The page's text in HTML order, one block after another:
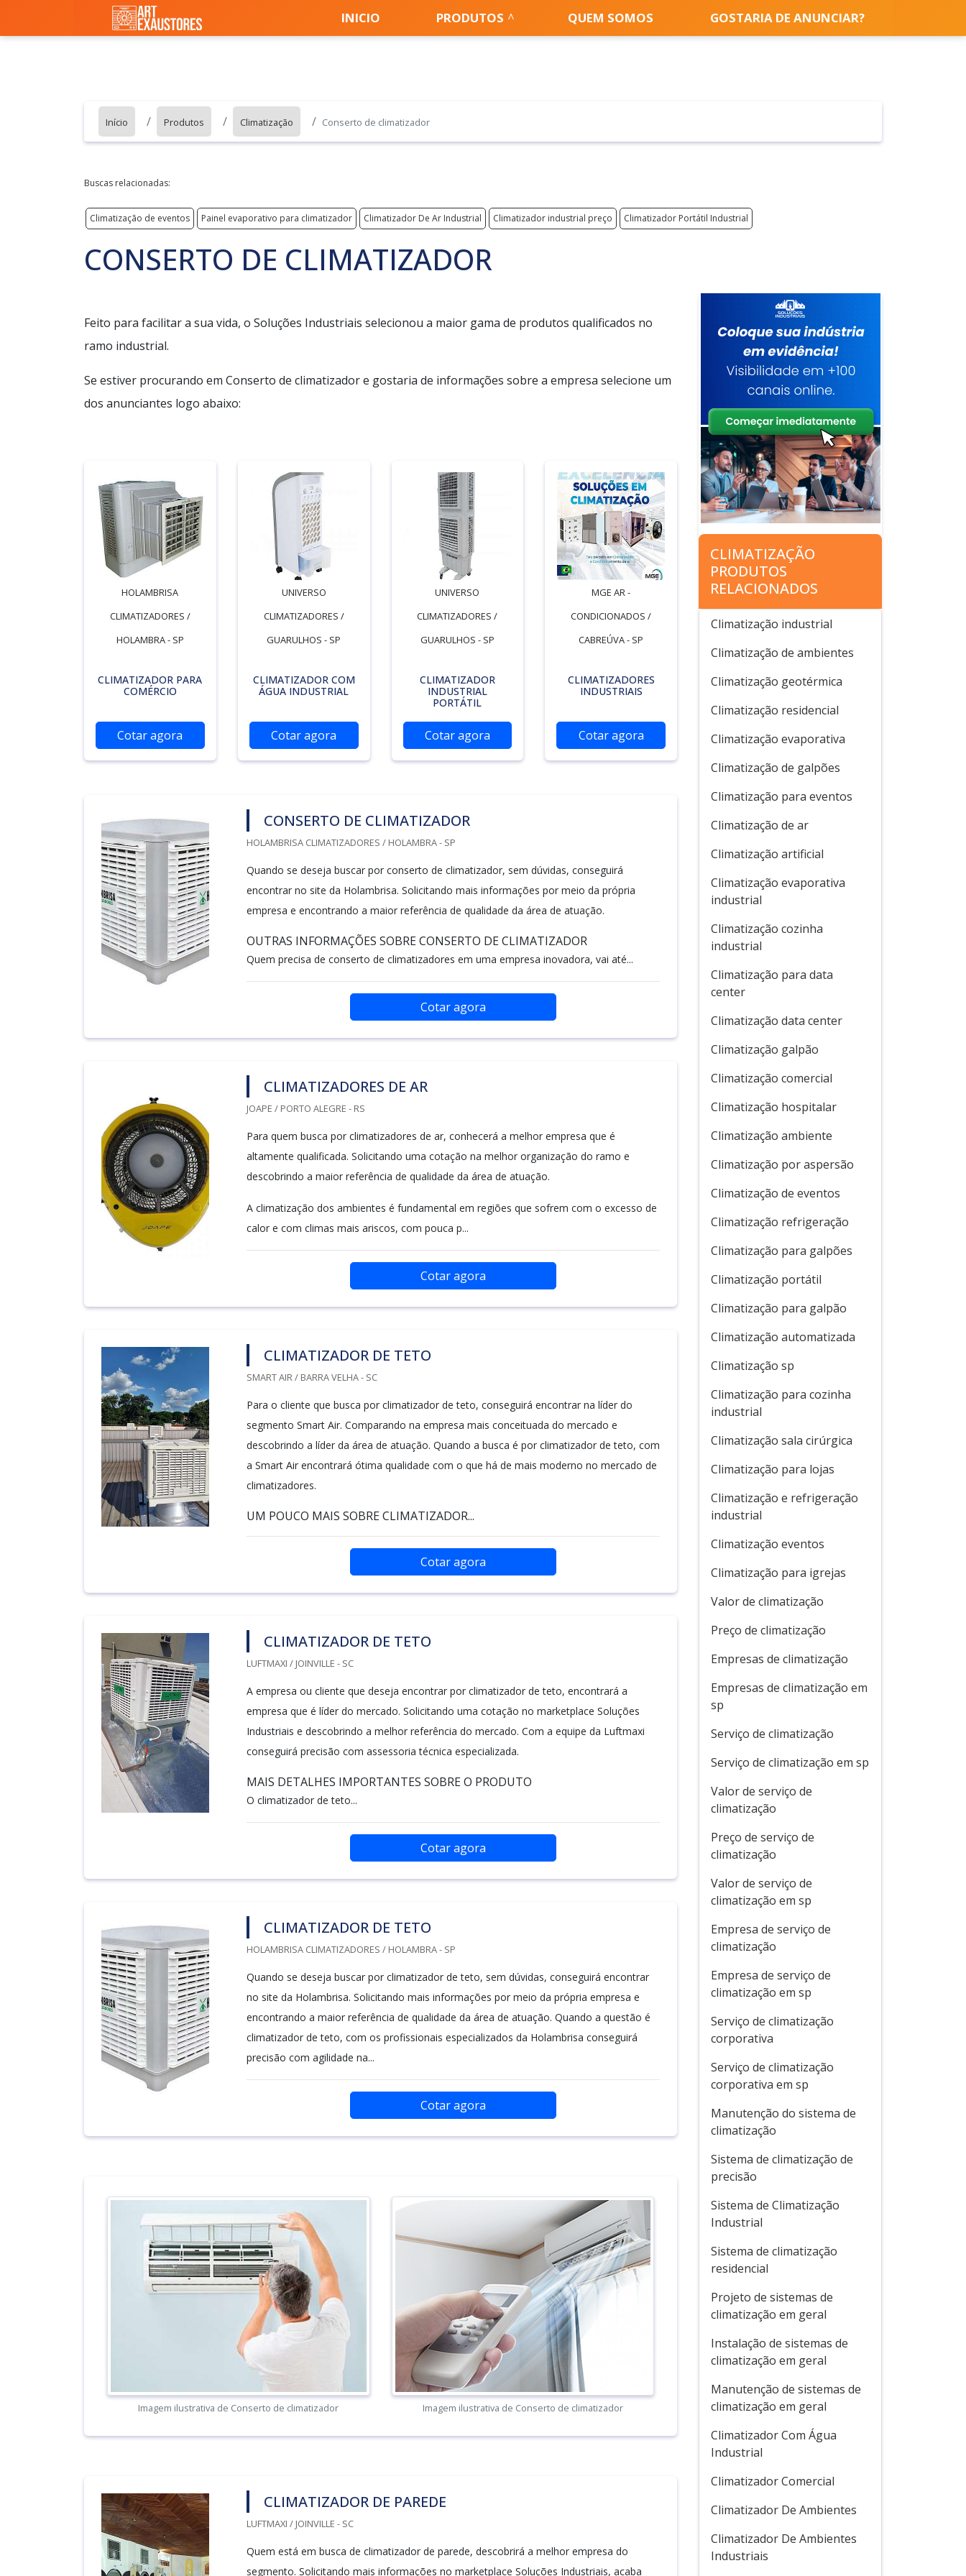
INICIO PRODUTOS QUEM SOMOS GOSTARIA DE ANUNCIAR?
Início Produtos Climatização Conserto de climatizador
Buscas relacionadas:
Climatização de eventos Painel evaporativo para climatizador Climatizador De Ar Industrial Climatizador industrial preço Climatizador Portátil Industrial
CONSERTO DE CLIMATIZADOR
Feito para facilitar a sua vida, o Soluções Industriais selecionou a maior gama de produtos qualificados no
ramo industrial.
Se estiver procurando em Conserto de climatizador e gostaria de informações sobre a empresa selecione um
dos anunciantes logo abaixo:
HOLAMBRISA
CLIMATIZADORES /
HOLAMBRA - SP
CLIMATIZADOR PARA
COMÉRCIO
Cotar agora
UNIVERSO
CLIMATIZADORES /
GUARULHOS - SP
CLIMATIZADOR COM
ÁGUA INDUSTRIAL
Cotar agora
UNIVERSO
CLIMATIZADORES /
GUARULHOS - SP
CLIMATIZADOR
INDUSTRIAL
PORTÁTIL
Cotar agora
MGE AR -
CONDICIONADOS /
CABREÚVA - SP
CLIMATIZADORES
INDUSTRIAIS
Cotar agora
CONSERTO DE CLIMATIZADOR
HOLAMBRISA CLIMATIZADORES / HOLAMBRA - SP
Quando se deseja buscar por conserto de climatizador, sem dúvidas, conseguirá
encontrar no site da Holambrisa. Solicitando mais informações por meio da própria
empresa e encontrando a maior referência de qualidade da área de atuação.
OUTRAS INFORMAÇÕES SOBRE CONSERTO DE CLIMATIZADOR
Quem precisa de conserto de climatizadores em uma empresa inovadora, vai até...
Cotar agora
CLIMATIZADORES DE AR
JOAPE / PORTO ALEGRE - RS
Para quem busca por climatizadores de ar, conhecerá a melhor empresa que é
altamente qualificada. Solicitando uma cotação na melhor organização do ramo e
descobrindo a maior referência de qualidade da área de atuação.
A climatização dos ambientes é fundamental em regiões que sofrem com o excesso de
calor e com climas mais ariscos, com pouca p...
Cotar agora
CLIMATIZADOR DE TETO
SMART AIR / BARRA VELHA - SC
Para o cliente que busca por climatizador de teto, conseguirá encontrar na líder do
segmento Smart Air. Comparando na empresa mais conceituada do mercado e
descobrindo a líder da área de atuação. Quando a busca é por climatizador de teto, com
a Smart Air encontrará ótima qualidade com o que há de mais moderno no mercado de
climatizadores.
UM POUCO MAIS SOBRE CLIMATIZADOR...
Cotar agora
CLIMATIZADOR DE TETO
LUFTMAXI / JOINVILLE - SC
A empresa ou cliente que deseja encontrar por climatizador de teto, encontrará a
empresa que é líder do mercado. Solicitando uma cotação no marketplace Soluções
Industriais e descobrindo a melhor referência do mercado. Com a equipe da Luftmaxi
conseguirá precisão com assessoria técnica especializada.
MAIS DETALHES IMPORTANTES SOBRE O PRODUTO
O climatizador de teto...
Cotar agora
CLIMATIZADOR DE TETO
HOLAMBRISA CLIMATIZADORES / HOLAMBRA - SP
Quando se deseja buscar por climatizador de teto, sem dúvidas, conseguirá encontrar
no site da Holambrisa. Solicitando mais informações por meio da própria empresa e
encontrando a maior referência de qualidade da área de atuação. Quando a questão é
climatizador de teto, com os profissionais especializados da Holambrisa conseguirá
precisão com agilidade na...
Cotar agora
Imagem ilustrativa de Conserto de climatizador Imagem ilustrativa de Conserto de climatizador
CLIMATIZADOR DE PAREDE
LUFTMAXI / JOINVILLE - SC
Quem está em busca de climatizador de parede, descobrirá a melhor empresa do
segmento. Solicitando mais informações no marketplace Soluções Industriais, acaba
CLIMATIZAÇÃO
PRODUTOS
RELACIONADOS
Climatização industrial
Climatização de ambientes
Climatização geotérmica
Climatização residencial
Climatização evaporativa
Climatização de galpões
Climatização para eventos
Climatização de ar
Climatização artificial
Climatização evaporativa
industrial
Climatização cozinha
industrial
Climatização para data
center
Climatização data center
Climatização galpão
Climatização comercial
Climatização hospitalar
Climatização ambiente
Climatização por aspersão
Climatização de eventos
Climatização refrigeração
Climatização para galpões
Climatização portátil
Climatização para galpão
Climatização automatizada
Climatização sp
Climatização para cozinha
industrial
Climatização sala cirúrgica
Climatização para lojas
Climatização e refrigeração
industrial
Climatização eventos
Climatização para igrejas
Valor de climatização
Preço de climatização
Empresas de climatização
Empresas de climatização em
sp
Serviço de climatização
Serviço de climatização em sp
Valor de serviço de
climatização
Preço de serviço de
climatização
Valor de serviço de
climatização em sp
Empresa de serviço de
climatização
Empresa de serviço de
climatização em sp
Serviço de climatização
corporativa
Serviço de climatização
corporativa em sp
Manutenção do sistema de
climatização
Sistema de climatização de
precisão
Sistema de Climatização
Industrial
Sistema de climatização
residencial
Projeto de sistemas de
climatização em geral
Instalação de sistemas de
climatização em geral
Manutenção de sistemas de
climatização em geral
Climatizador Com Água
Industrial
Climatizador Comercial
Climatizador De Ambientes
Climatizador De Ambientes
Industriais